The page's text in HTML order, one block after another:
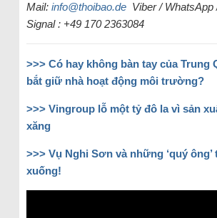
Mail: info@thoibao.deViber / WhatsApp
Signal : +49 170 2363084
>>> Có hay không bàn tay của Trung
bắt giữ nhà hoạt động môi trường?
>>> Vingroup lỗ một tỷ đô la vì sản
xăng
>>> Vụ Nghi Sơn và những ‘quý
xuống!